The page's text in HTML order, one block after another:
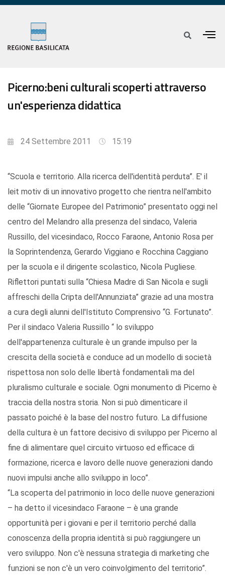
Picerno:beni culturali scoperti attraverso
un'esperienza didattica
24 Settembre 2011 15:19
“Scuola e territorio. Alla ricerca dell'identità perduta”. E' il
leit motiv di un innovativo progetto che rientra nell'ambito
delle “Giornate Europee del Patrimonio” presentato oggi nel
centro del Melandro alla presenza del sindaco, Valeria
Russillo, del vicesindaco, Rocco Faraone, Antonio Rosa per
la Soprintendenza, Gerardo Viggiano e Rocchina Caggiano
per la scuola e il dirigente scolastico, Nicola Pugliese.
Riflettori puntati sulla “Chiesa Madre di San Nicola e sugli
affreschi della Cripta dell'Annunziata” grazie ad una mostra
a cura degli alunni dell'Istituto Comprensivo “G. Fortunato”.
Per il sindaco Valeria Russillo “ lo sviluppo
dell'appartenenza culturale è un grande impulso per la
crescita della società e conduce ad un modello di società
rispettosa non solo delle libertà fondamentali ma del
pluralismo culturale e sociale. Ogni monumento di Picerno è
traccia della nostra storia. Non si può dimenticare il
passato poiché è la base del nostro futuro. La diffusione
della cultura è un fattore decisivo di sviluppo per Picerno al
fine di alimentare quel circuito virtuoso ed efficace di
formazione, ricerca e lavoro delle nuove generazioni dando
nuovi impulsi anche allo sviluppo in loco”.
“La scoperta del patrimonio in loco delle nuove generazioni
– ha detto il vicesindaco Faraone – è una grande
opportunità per i giovani e per il territorio perché dalla
conoscenza della propria identità si può raggiungere un
vero sviluppo. Non c'è nessuna strategia di marketing che
funzioni se non c'è un vero coinvolgimento del territorio”.